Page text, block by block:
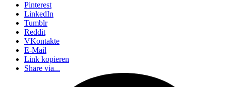
Pinterest
LinkedIn
Tumblr
Reddit
VKontakte
E-Mail
Link kopieren
Share via...